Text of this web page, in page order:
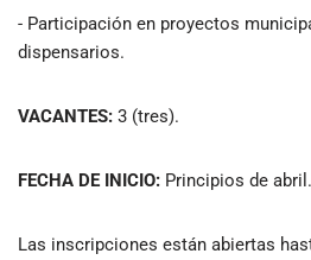
- Participación en proyectos
dispensarios.
VACANTES: 3 (tres).
FECHA DE INICIO: Principios de abril.
Las inscripciones están abiertas